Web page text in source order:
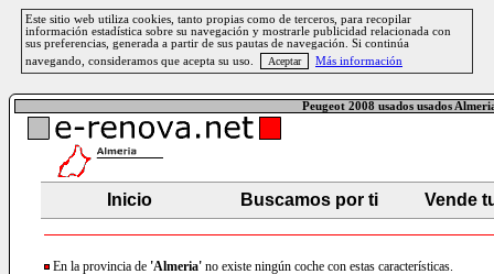
Este sitio web utiliza cookies, tanto propias como de terceros, para recopilar
información estadística sobre su navegación y mostrarle publicidad relacionada con
sus preferencias, generada a partir de sus pautas de navegación. Si continúa
navegando, consideramos que acepta su uso.
Más información
Peugeot 2008 usados usados
Inicio Buscamos por ti Vende
En la provincia de 'Almeria' no existe ningún coche con estas características.